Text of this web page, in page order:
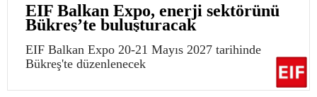
EIF Balkan Expo, enerji sektörünü
Bükreş’te buluşturacak
EIF Balkan Expo 20-21 Mayıs 2027 tarihinde
Bükreş'te düzenlenecek